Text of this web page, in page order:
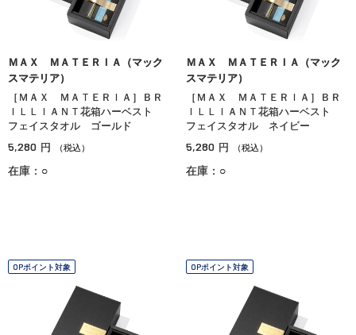
ＭＡＸ ＭＡＴＥＲＩＡ（マック
スマテリア）
［ＭＡＸ ＭＡＴＥＲＩＡ］ＢＲ
ＩＬＬＩＡＮＴ花箱ハーベスト
フェイスタオル ゴールド
5,280 円 （税込）
在庫：○
ＭＡＸ ＭＡＴＥＲＩＡ（マック
スマテリア）
［ＭＡＸ ＭＡＴＥＲＩＡ］ＢＲ
ＩＬＬＩＡＮＴ花箱ハーベスト
フェイスタオル ネイビー
5,280 円 （税込）
在庫：○
OPポイント対象 OPポイント対象